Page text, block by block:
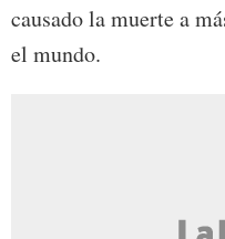
causado la muerte a
el mundo.